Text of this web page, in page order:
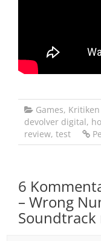
Games, Kritiken
devolver digital,
review, test
6
– Wrong
Soundtrack